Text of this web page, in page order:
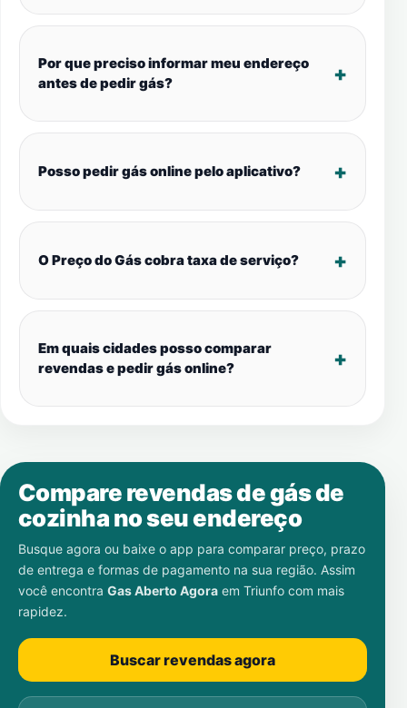
Por que preciso informar meu endereço
antes de pedir gás?
Posso pedir gás online pelo aplicativo?
O Preço do Gás cobra taxa de serviço?
Em quais cidades posso comparar
revendas e pedir gás online?
Compare revendas de gás de
cozinha no seu endereço
Busque agora ou baixe o app para comparar preço, prazo
de entrega e formas de pagamento na sua região. Assim
você encontra Gas Aberto Agora em Triunfo com mais
rapidez.
Buscar revendas agora